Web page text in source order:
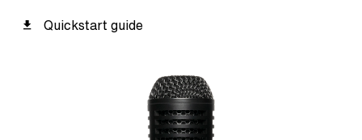
Quickstart guide